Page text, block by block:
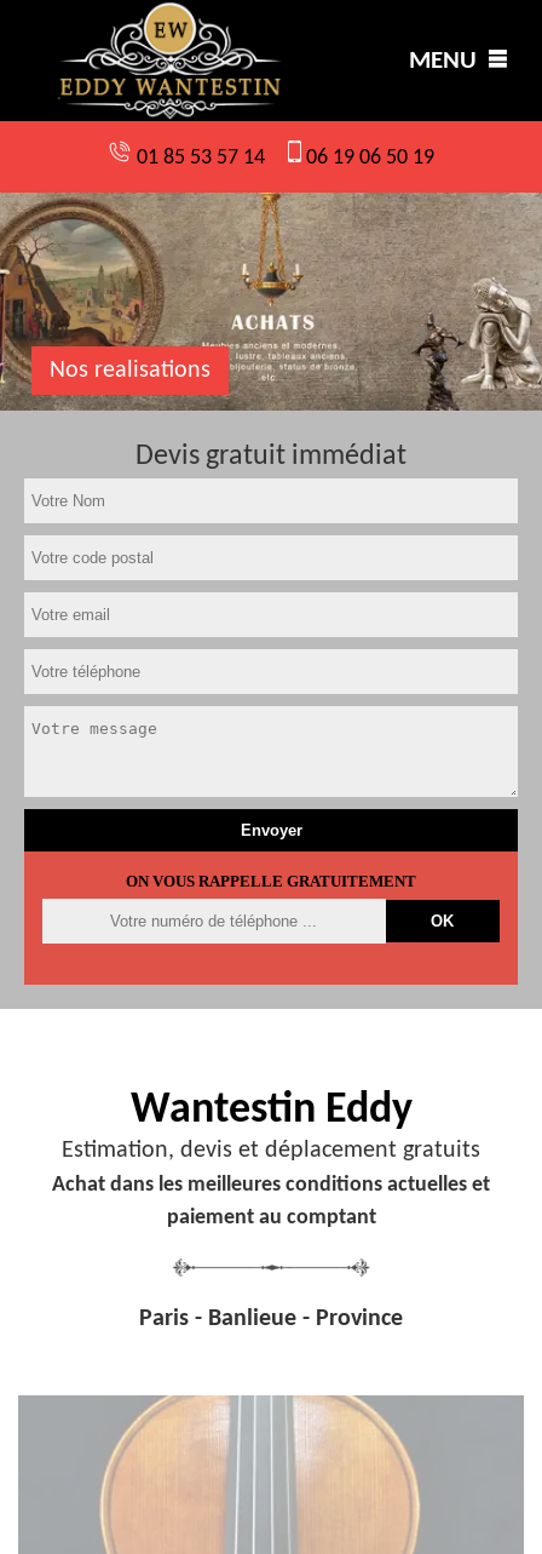
MENU
01 85 53 57 14 06 19 06 50 19
Nos realisations
Devis gratuit immédiat
ON VOUS RAPPELLE GRATUITEMENT
Wantestin Eddy
Estimation, devis et déplacement gratuits
Achat dans les meilleures conditions actuelles et
paiement au comptant
Paris - Banlieue - Province